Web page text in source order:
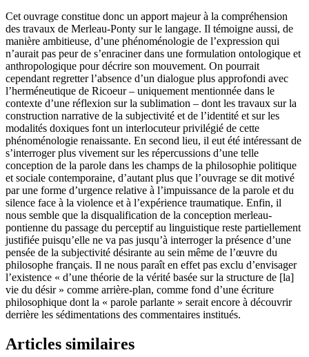
Cet ouvrage constitue donc un apport majeur à la compréhension
des travaux de Merleau-Ponty sur le langage. Il témoigne aussi, de
manière ambitieuse, d’une phénoménologie de l’expression qui
n’aurait pas peur de s’enraciner dans une formulation ontologique et
anthropologique pour décrire son mouvement. On pourrait
cependant regretter l’absence d’un dialogue plus approfondi avec
l’herméneutique de Ricoeur – uniquement mentionnée dans le
contexte d’une réflexion sur la sublimation – dont les travaux sur la
construction narrative de la subjectivité et de l’identité et sur les
modalités doxiques font un interlocuteur privilégié de cette
phénoménologie renaissante. En second lieu, il eut été intéressant de
s’interroger plus vivement sur les répercussions d’une telle
conception de la parole dans les champs de la philosophie politique
et sociale contemporaine, d’autant plus que l’ouvrage se dit motivé
par une forme d’urgence relative à l’impuissance de la parole et du
silence face à la violence et à l’expérience traumatique. Enfin, il
nous semble que la disqualification de la conception merleau-
pontienne du passage du perceptif au linguistique reste partiellement
justifiée puisqu’elle ne va pas jusqu’à interroger la présence d’une
pensée de la subjectivité désirante au sein même de l’œuvre du
philosophe français. Il ne nous paraît en effet pas exclu d’envisager
l’existence « d’une théorie de la vérité basée sur la structure de [la]
vie du désir » comme arrière-plan, comme fond d’une écriture
philosophique dont la « parole parlante » serait encore à découvrir
derrière les sédimentations des commentaires institués.
Articles similaires